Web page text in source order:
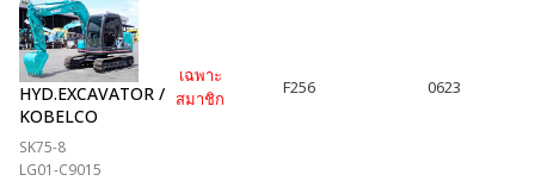
HYD.EXCAVATOR /
KOBELCO
SK75-8
LG01-C9015
เฉพาะ
สมาชิก
F256 0623